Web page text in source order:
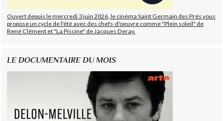
Ouvert depuis le mercredi 3 juin 2026, le cinéma Saint Germain des Prés vous
propose un cycle de l'été avec des chefs-d'oeuvre comme "Plein soleil" de
René Clément et "La Piscine" de Jacques Deray.
LE DOCUMENTAIRE DU MOIS